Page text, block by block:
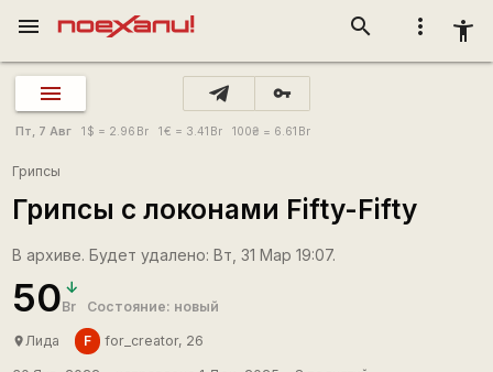
more_vert accessibility_new
search
menu
vpn_key
Пт, 7 Авг 1 $ = 2.96 Br 1€ = 3.41 Br 100₴ = 6.61 Br
Грипсы
Грипсы с локонами Fifty-Fifty
В архиве. Будет удалено: Вт, 31 Мар 19:07.
50Br Состояние: новый
placeЛида F for_creator, 26